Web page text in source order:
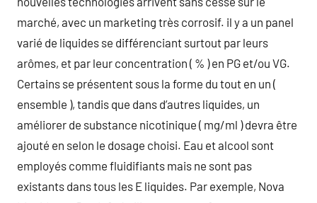
marché, avec un marketing très corrosif. il y a un panel
varié de liquides se différenciant surtout par leurs
arômes, et par leur concentration ( % ) en PG et/ou VG.
Certains se présentent sous la forme du tout en un (
ensemble ), tandis que dans d’autres liquides, un
améliorer de substance nicotinique ( mg/ml ) devra être
ajouté en selon le dosage choisi. Eau et alcool sont
employés comme fluidifiants mais ne sont pas
existants dans tous les E liquides. Par exemple, Nova